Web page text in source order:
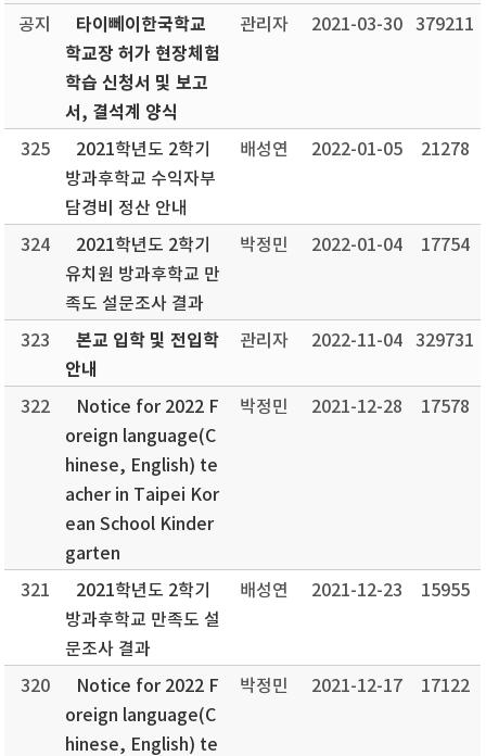
공지
타이뻬이한국학교
학교장 허가 현장체험
학습 신청서 및 보고
서, 결석계 양식
관리자 2021-03-30 379211
325
2021학년도 2학기
방과후학교 수익자부
담경비 정산 안내
배성연 2022-01-05 21278
324
2021학년도 2학기
유치원 방과후학교 만
족도 설문조사 결과
박정민 2022-01-04 17754
323
본교 입학 및 전입학
안내
관리자 2022-11-04 329731
322
Notice for 2022 F
oreign language(C
hinese, English) te
acher in Taipei Kor
ean School Kinder
garten
박정민 2021-12-28 17578
321
2021학년도 2학기
방과후학교 만족도 설
문조사 결과
배성연 2021-12-23 15955
320
Notice for 2022 F
oreign language(C
hinese, English) te
박정민 2021-12-17 17122